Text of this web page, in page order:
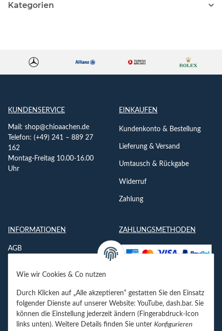
Wie wir Cookies & Co nutzen
Durch Klicken auf „Alle akzeptieren“ gestatten Sie den Einsatz
folgender Dienste auf unserer Website: YouTube, dash.bar. Sie
können die Einstellung jederzeit ändern (Fingerabdruck-Icon
links unten). Weitere Details finden Sie unter Konfigurieren
Kategorien
KUNDENSERVICE
Mail: shop@chioaachen.de
Telefon: (+49) 241 – 889 27
162
Montag-Freitag 10.00-16.00
Uhr
EINKAUFEN
Kundenkonto & Bestellung
Lieferung & Versand
Umtausch & Rückgabe
Widerruf
Zahlung
INFORMATIONEN
AGB
Jobs
ZAHLUNGSMETHODEN